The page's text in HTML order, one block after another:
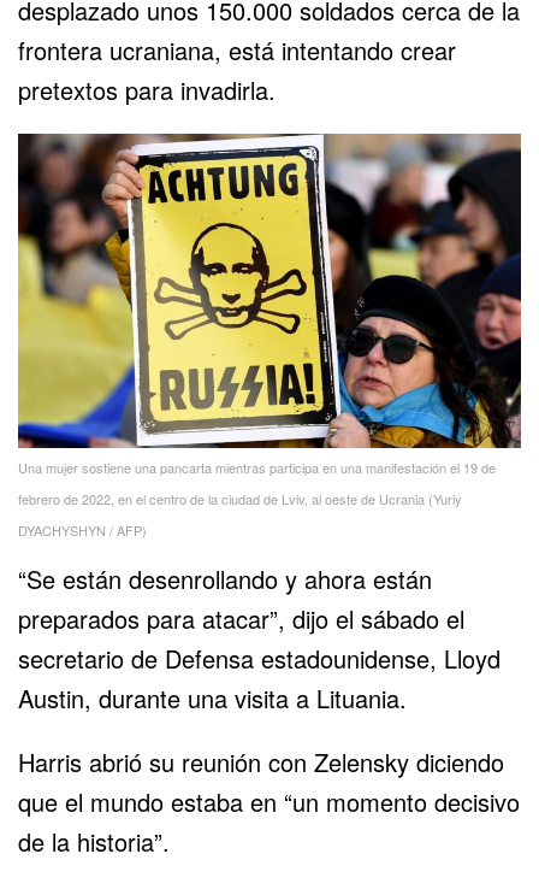
desplazado unos 150.000 soldados cerca de la
frontera ucraniana, está intentando crear
pretextos para invadirla.
Una mujer sostiene una pancarta mientras participa en una manifestación el 19 de
febrero de 2022, en el centro de la ciudad de Lviv, al oeste de Ucrania (Yuriy
DYACHYSHYN / AFP)
“Se están desenrollando y ahora están
preparados para atacar”, dijo el sábado el
secretario de Defensa estadounidense, Lloyd
Austin, durante una visita a Lituania.
Harris abrió su reunión con Zelensky diciendo
que el mundo estaba en “un momento decisivo
de la historia”.